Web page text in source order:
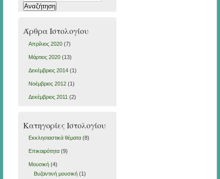
για:
Άρθρα Ιστολογίου
Απρίλιος 2020(7)
Μάρτιος 2020(13)
Δεκέμβριος 2014(1)
Νοέμβριος 2012(1)
Δεκέμβριος 2011 (2)
Κατηγορίες Ιστολογίου
Εκκλησιαστικά θέματα(8)
Επικαιρότητα(9)
Μουσική(4)
Βυζαντινή μουσική(1)